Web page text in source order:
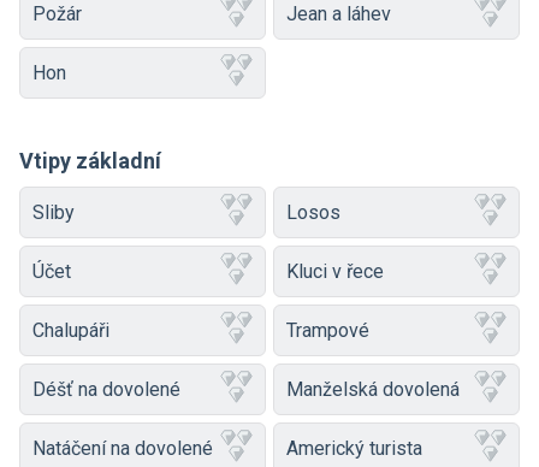
Požár Jean a láhev
Hon
Vtipy základní
Sliby Losos
Účet Kluci v řece
Chalupáři Trampové
Déšť na dovolené Manželská dovolená
Natáčení na dovolené Americký turista